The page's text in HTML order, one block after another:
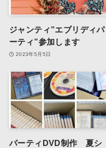
ジャンティ”エブリディパ
ーティ”参加します
2023年5月5日
パーティDVD制作 夏シ